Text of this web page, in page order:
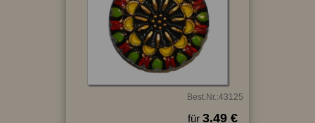
Best.Nr.:43125
für 3.49 €